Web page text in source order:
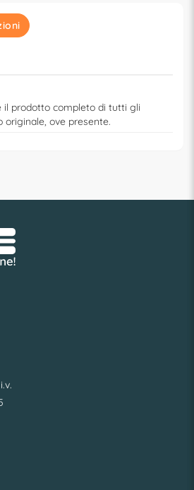
il prodotto completo di tutti gli
originale, ove presente.